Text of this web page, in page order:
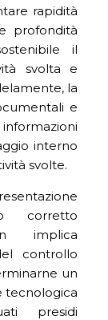
rapidità
profondità
il
svolta e
la
e
interno
svolte.
corretto
implica
controllo
un
tecnologica
presidi